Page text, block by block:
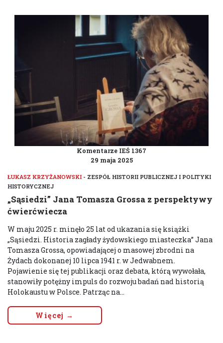
Komentarze IEŚ 1367
29 maja 2025
ŁUKASZ KRZYŻANOWSKI - ZESPÓŁ HISTORII PUBLICZNEJ I POLITYKI
HISTORYCZNEJ
„Sąsiedzi” Jana Tomasza Grossa z perspektywy
ćwierćwiecza
W maju 2025 r. minęło 25 lat od ukazania się książki
„Sąsiedzi. Historia zagłady żydowskiego miasteczka” Jana
Tomasza Grossa, opowiadającej o masowej zbrodni na
Żydach dokonanej 10 lipca 1941 r. w Jedwabnem.
Pojawienie się tej publikacji oraz debata, którą wywołała,
stanowiły potężny impuls do rozwoju badań nad historią
Holokaustu w Polsce. Patrząc na...
Więcej →